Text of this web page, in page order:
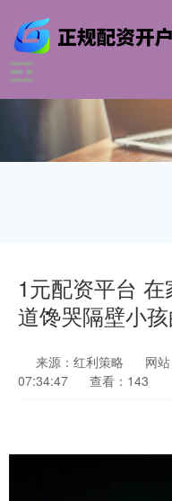
1元配资平台
道馋哭隔壁小孩
来源：红利策略 网
07:34:47
查看：143